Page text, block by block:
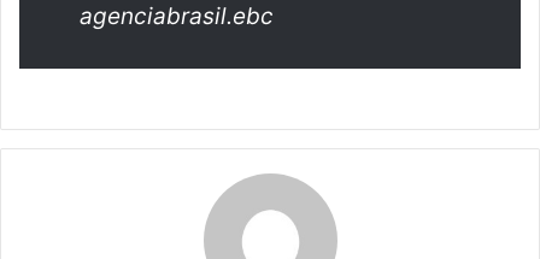
agenciabrasil.ebc